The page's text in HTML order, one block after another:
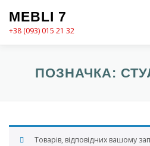
вмісту
MEBLI 7
+38 (093) 015 21 32
MEBLI7 КАТАЛОГ ПРО
ПОЗНАЧКА:
Товарів, відповідних вашому